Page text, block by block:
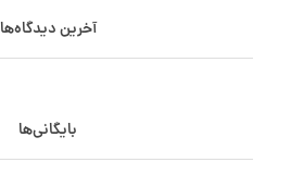
آخرین دیدگاه‌ها
بایگانی‌ها